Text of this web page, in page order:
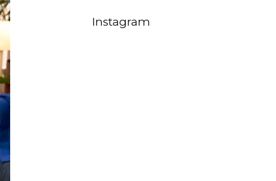
Instagram